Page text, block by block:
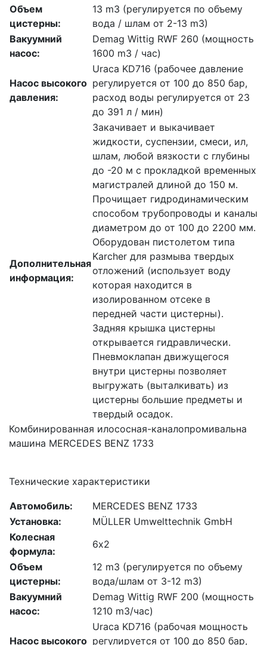
Объем
цистерны:
13 m3 (регулируется по объему
вода / шлам от 2-13 m3)
Вакуумний
насос:
Demag Wittig RWF 260 (мощность
1600 m3 / час)
Насос высокого
давления:
Uraca KD716 (рабочее давление
регулируется от 100 до 850 бар,
расход воды регулируется от 23
до 391 л / мин)
Дополнительная
информация:
Закачивает и выкачивает
жидкости, суспензии, смеси, ил,
шлам, любой вязкости с глубины
до -20 м с прокладкой временных
магистралей длиной до 150 м.
Прочищает гидродинамическим
способом трубопроводы и каналы
диаметром до от 100 до 2200 мм.
Оборудован пистолетом типа
Karcher для размыва твердых
отложений (использует воду
которая находится в
изолированном отсеке в
передней части цистерны).
Задняя крышка цистерны
открывается гидравлически.
Пневмоклапан движущегося
внутри цистерны позволяет
выгружать (выталкивать) из
цистерны большие предметы и
твердый осадок.
Комбинированная илососная-каналопромивальна
машина МERCEDES BENZ 1733
Технические характеристики
Автомобиль:
МERCEDES BENZ 1733
Установка:
MÜLLER Umwelttechnik GmbH
Колесная
формула:
6х2
Объем
цистерны:
12 m3 (регулируется по объему
вода/шлам от 3-12 m3)
Вакуумний
насос:
Demag Wittig RWF 200 (мощность
1210 m3/час)
Насос высокого
Uraca KD716 (рабочая мощность
регулируется от 100 до 850 бар,